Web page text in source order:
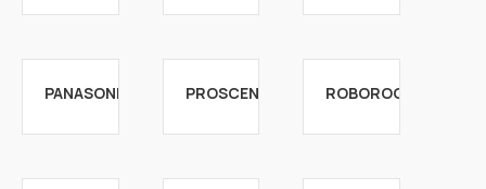
PANASONIC PROSCENIC ROBOROCK